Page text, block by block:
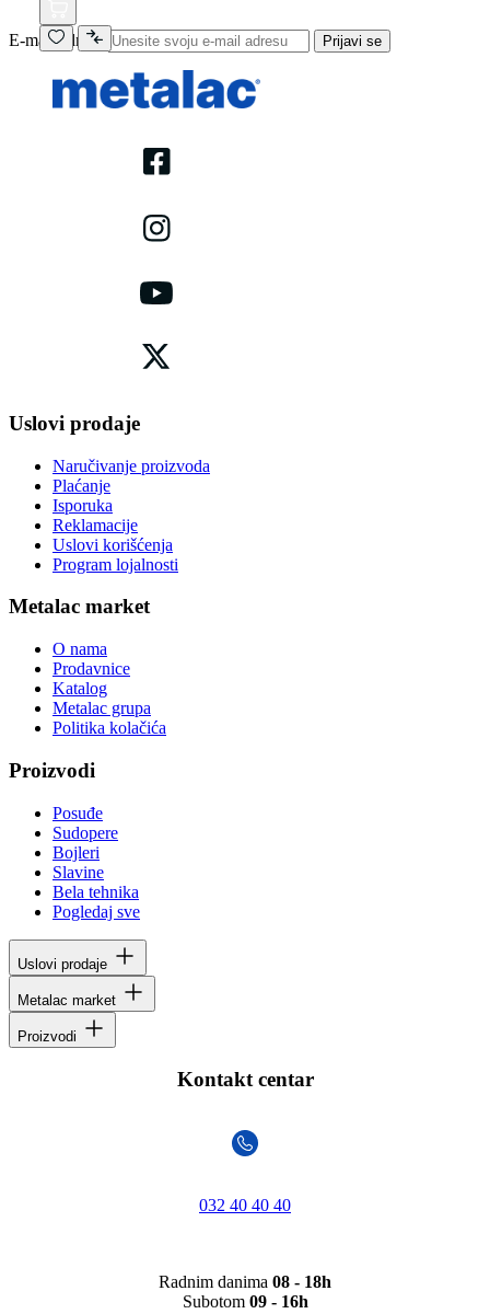
E-mail adresa Prijavi se
Uslovi prodaje
Naručivanje proizvoda
Plaćanje
Isporuka
Reklamacije
Uslovi korišćenja
Program lojalnosti
Metalac market
O nama
Prodavnice
Katalog
Metalac grupa
Politika kolačića
Proizvodi
Posuđe
Sudopere
Bojleri
Slavine
Bela tehnika
Pogledaj sve
Uslovi prodaje
Metalac market
Proizvodi
Kontakt centar
032 40 40 40
Radnim danima 08 - 18h
Subotom 09 - 16h